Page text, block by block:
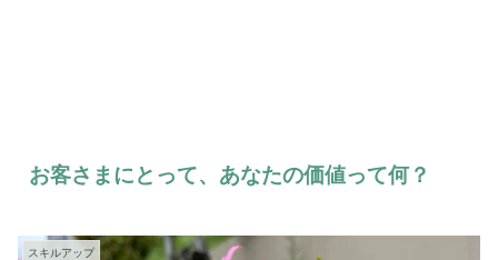
お客さまにとって、あなたの価値って何？
スキルアップ